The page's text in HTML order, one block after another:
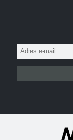
Adres
e-